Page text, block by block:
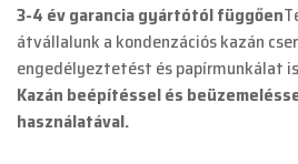
3-4 év garancia gyártótól függően
átvállalunk a kondenzációs kazán
engedélyeztetést és papírmunkálat
Kazán beépítéssel és
használatával.